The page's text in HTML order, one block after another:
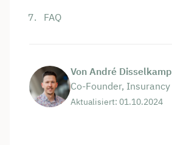
FAQ
Von André Disselkamp
Co-Founder, Insurancy
Aktualisiert: 01.10.2024